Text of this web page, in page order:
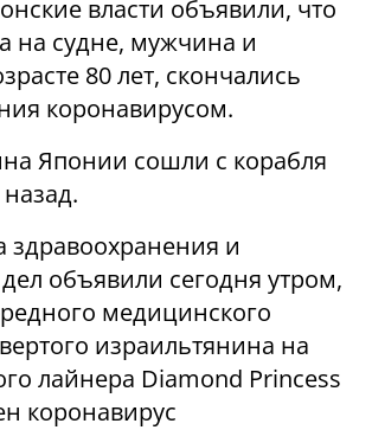
власти объявили, что
на судне, мужчина и
80 лет, скончались
коронавирусом.
Японии сошли с корабля
здравоохранения и
объявили сегодня утром,
медицинского
израильтянина на
лайнера Diamond Princess
коронавирус